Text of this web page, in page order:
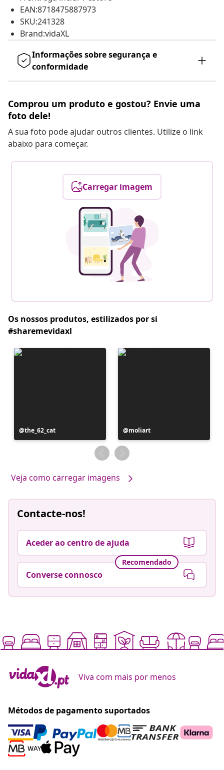
EAN:8718475887973
SKU:241328
Brand:vidaXL
Informações sobre segurança e
conformidade
Comprou um produto e gostou? Envie uma
foto dele!
A sua foto pode ajudar outros clientes. Utilize o link
abaixo para começar.
Carregar imagem
Os nossos produtos, estilizados por si
#sharemevidaxl
Postagem
publicada
the_62_cat
Postagem
publicada
por
moliart
Veja como carregar imagens
Contacte-nos!
Aceder ao centro de ajuda
Recomendado
Converse connosco
Viva com mais por menos
Métodos de pagamento suportados